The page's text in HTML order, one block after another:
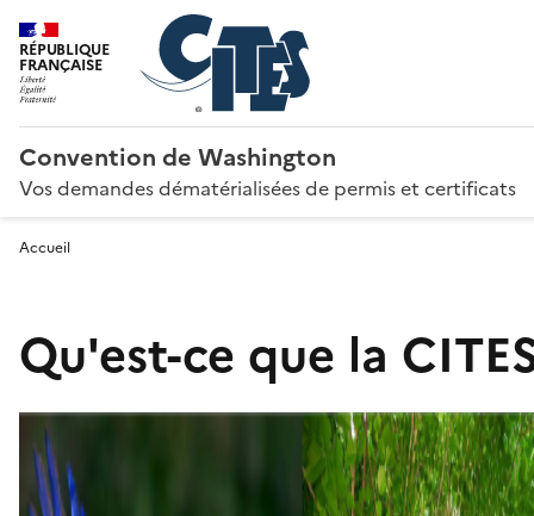
RÉPUBLIQUE
FRANÇAISE
Convention de Washington
Vos demandes dématérialisées de permis et certificats
Accueil
Qu'est-ce que la